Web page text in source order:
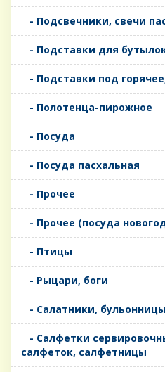
- Подсвечники, свечи
- Подставки для
- Подставки под
- Полотенца-пирожное
- Посуда
- Посуда пасхальная
- Прочее
- Прочее (посуда
- Птицы
- Рыцари, боги
- Салатники,
- Салфетки
салфеток, салфетницы